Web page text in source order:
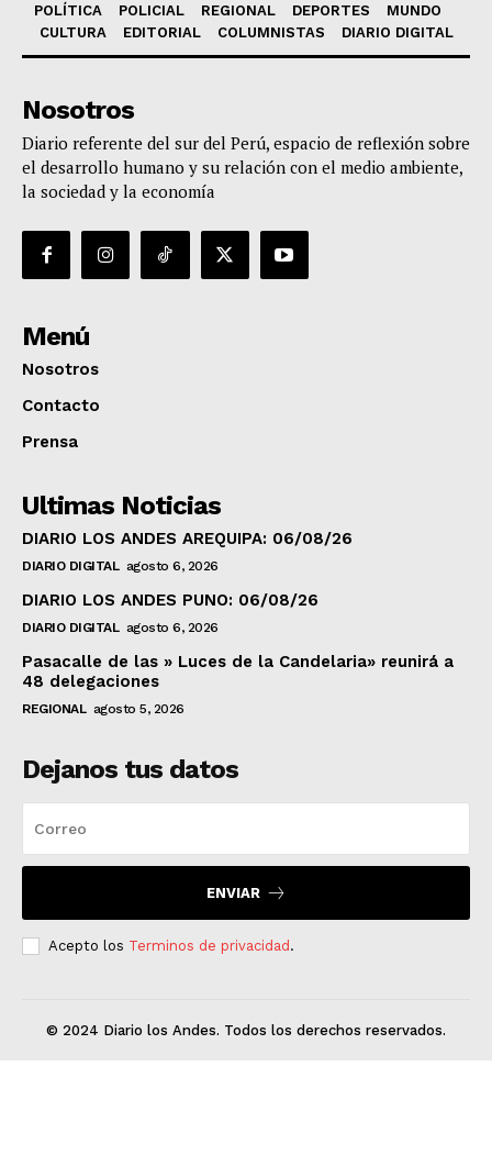
POLÍTICA POLICIAL REGIONAL DEPORTES
MUNDO
CULTURA
EDITORIAL COLUMNISTAS DIARIO DIGITAL
Nosotros
Diario referente del sur del Perú, espacio de reflexión sobre
el desarrollo humano y su relación con el medio ambiente,
la sociedad y la economía
Menú
Nosotros
Contacto
Prensa
Ultimas Noticias
DIARIO LOS ANDES AREQUIPA: 06/08/26
DIARIO DIGITAL agosto 6, 2026
DIARIO LOS ANDES PUNO: 06/08/26
DIARIO DIGITAL agosto 6, 2026
Pasacalle de las » Luces de la Candelaria» reunirá a
48 delegaciones
REGIONAL agosto 5, 2026
Dejanos tus datos
ENVIAR
Acepto los Terminos de privacidad.
© 2024 Diario los Andes. Todos los derechos reservados.